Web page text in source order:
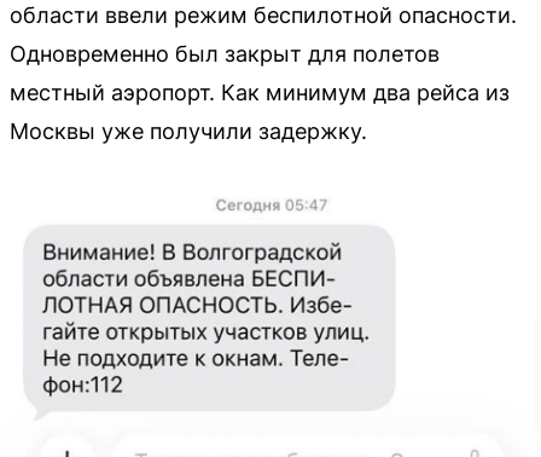
области ввели режим беспилотной опасности.
Одновременно был закрыт для полетов
местный аэропорт. Как минимум два рейса из
Москвы уже получили задержку.